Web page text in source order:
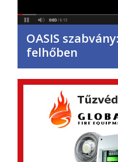
OASIS
felhőben